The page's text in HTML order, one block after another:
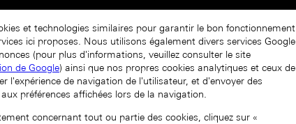
et technologies similaires pour garantir le bon fonctionnement
ici proposes. Nous utilisons également divers services Google
(pour plus d'informations, veuillez consulter le site
de Google) ainsi que nos propres cookies analytiques et ceux de
l'expérience de navigation de l'utilisateur, et d'envoyer des
préférences affichées lors de la navigation.
concernant tout ou partie des cookies, cliquez sur «